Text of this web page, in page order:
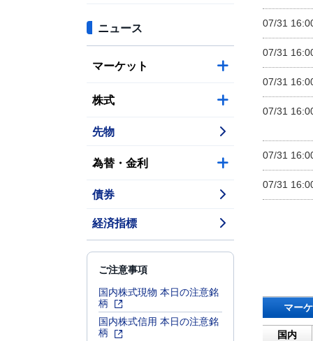
ニュース
マーケット
株式
先物
為替・金利
債券
経済指標
ご注意事項
国内株式現物 本日の注意銘
柄
国内株式信用 本日の注意銘
柄
07/31
07/31
07/31
07/31
07/31
07/31
マー
国内